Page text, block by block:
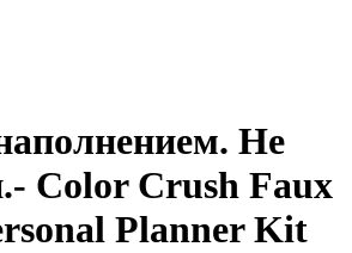
Не
Color Crush Faux
Planner Kit